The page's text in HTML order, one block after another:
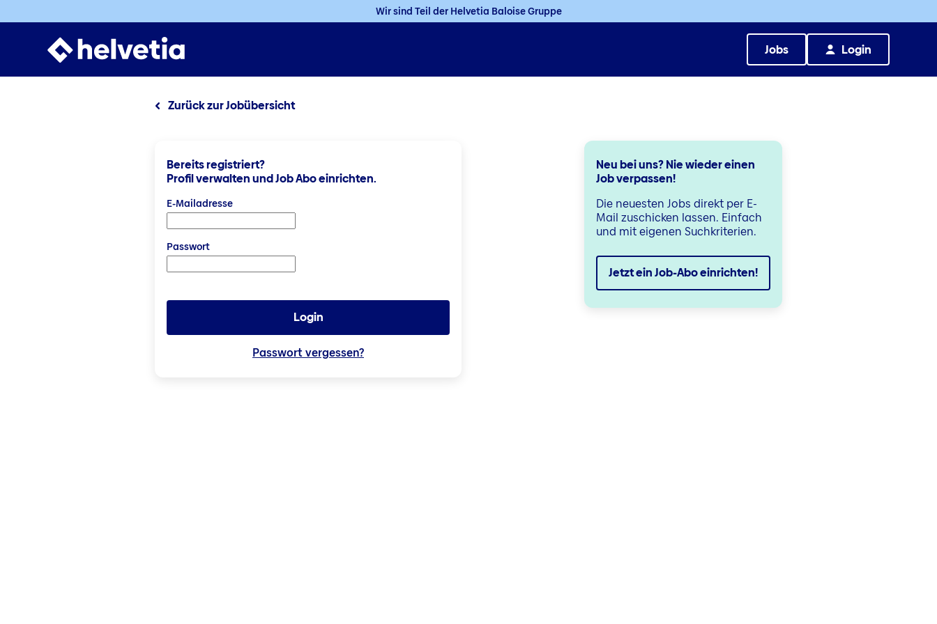
Wir sind Teil der Helvetia Baloise Gruppe
Jobs Login
Zurück zur Jobübersicht
Bereits registriert?
Profil verwalten und Job Abo einrichten.
Login: Benutzername und Passwort
E-Mailadresse
Passwort
Login
Passwort vergessen?
Neu bei uns? Nie wieder einen
Job verpassen!
Die neuesten Jobs direkt per E-
Mail zuschicken lassen. Einfach
und mit eigenen Suchkriterien.
Jetzt ein Job-Abo einrichten!